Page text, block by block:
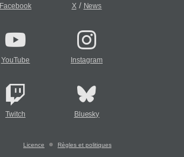
Facebook X/ News
YouTube Instagram
Twitch Bluesky
Licence Règles et politiques